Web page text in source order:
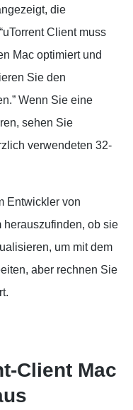
die
Client muss
Mac optimiert und
Sie den
Wenn Sie eine
sehen Sie
verwendeten 32-
Entwickler von
herauszufinden, ob sie
um mit dem
aber rechnen Sie
Client Mac